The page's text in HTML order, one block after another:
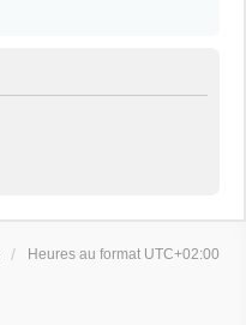
Heures au format UTC+02:00